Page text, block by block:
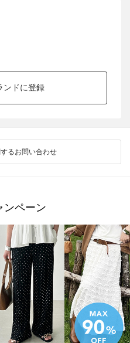
ンドに登録
るお問い合わせ
ンペーン